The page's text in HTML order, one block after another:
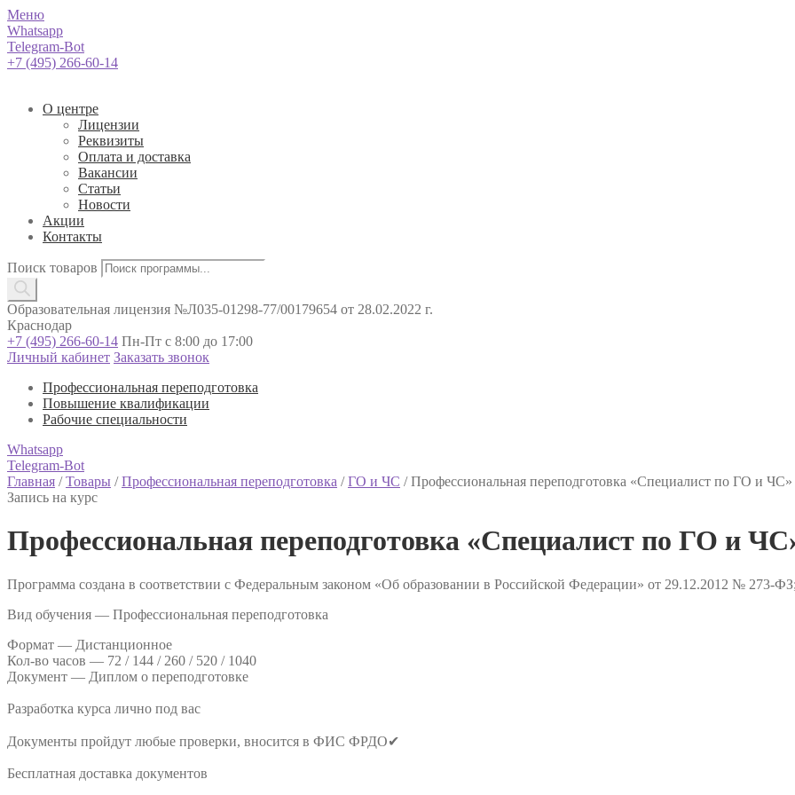
Меню
Whatsapp
Telegram-Bot
+7 (495) 266-60-14
О центре
Лицензии
Реквизиты
Оплата и доставка
Вакансии
Статьи
Новости
Акции
Контакты
Поиск товаров
Образовательная лицензия №Л035-01298-77/00179654 от 28.02.2022 г.
Краснодар
+7 (495) 266-60-14 Пн-Пт с 8:00 до 17:00
Личный кабинет Заказать звонок
Профессиональная переподготовка
Повышение квалификации
Рабочие специальности
Whatsapp
Telegram-Bot
Главная /Товары /Профессиональная переподготовка /ГО и ЧС /Профессиональная переподготовка «Специалист по ГО и ЧС»
Запись на курс
Профессиональная переподготовка «Специалист по ГО и
Программа создана в соответствии с Федеральным законом «Об образовании в Российской Федерации» от 29.12.2012 № 273-
Вид обучения — Профессиональная переподготовка
Формат — Дистанционное
Кол-во часов — 72 / 144 / 260 / 520 / 1040
Документ — Диплом о переподготовке
Разработка курса лично под вас
Документы пройдут любые проверки, вносится в ФИС ФРДО✔
Бесплатная доставка документов